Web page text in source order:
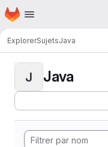
Passer au contenu principal
Page d'accueil
ExplorerSujetsJava
J Java